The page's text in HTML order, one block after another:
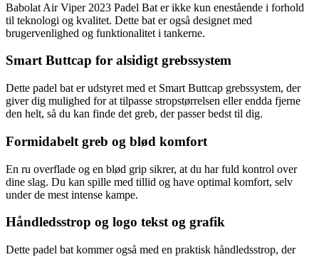
Babolat Air Viper 2023 Padel Bat er ikke kun enestående i forhold
til teknologi og kvalitet. Dette bat er også designet med
brugervenlighed og funktionalitet i tankerne.
Smart Buttcap for alsidigt grebssystem
Dette padel bat er udstyret med et Smart Buttcap grebssystem, der
giver dig mulighed for at tilpasse stropstørrelsen eller endda fjerne
den helt, så du kan finde det greb, der passer bedst til dig.
Formidabelt greb og blød komfort
En ru overflade og en blød grip sikrer, at du har fuld kontrol over
dine slag. Du kan spille med tillid og have optimal komfort, selv
under de mest intense kampe.
Håndledsstrop og logo tekst og grafik
Dette padel bat kommer også med en praktisk håndledsstrop, der